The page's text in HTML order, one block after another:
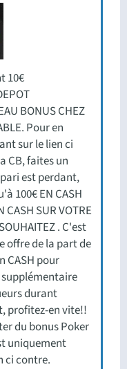
10€
BONUS CHEZ
Pour en
sur le lien ci
CB, faites un
est perdant,
100€ EN CASH
CASH SUR VOTRE
. C'est
offre de la part de
CASH pour
durant
profitez-en vite!!
du bonus Poker
uniquement
ci contre.